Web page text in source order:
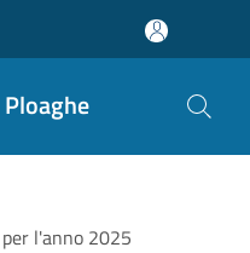
l'anno 2025